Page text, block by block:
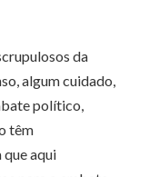
da
algum cuidado,
político,
têm
que aqui